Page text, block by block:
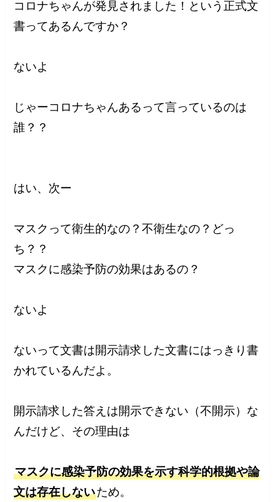
コロナちゃんが発見されました！という正式文
書ってあるんですか？
ないよ
じゃーコロナちゃんあるって言っているのは
誰？？
はい、次ー
マスクって衛生的なの？不衛生なの？どっ
ち？？
マスクに感染予防の効果はあるの？
ないよ
ないって文書は開示請求した文書にはっきり書
かれているんだよ。
開示請求した答えは開示できない（不開示）な
んだけど、その理由は
マスクに感染予防の効果を示す科学的根拠や論
文は存在しないため。